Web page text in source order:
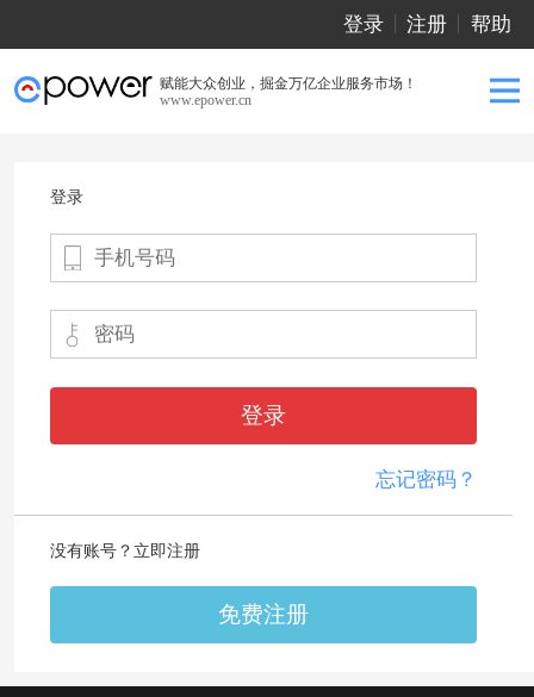
登录 注册 帮助
赋能大众创业，掘金万亿企业服务市场！
www.epower.cn
登录
登录
忘记密码？
没有账号？立即注册
免费注册